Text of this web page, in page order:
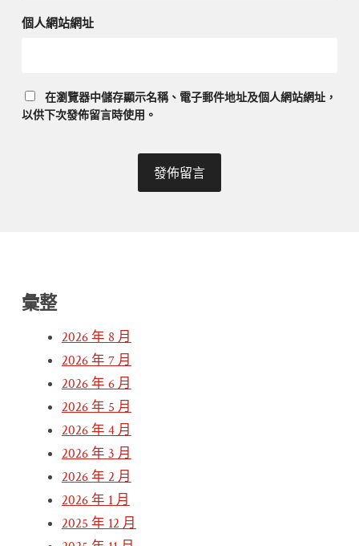
個人網站網址
在瀏覽器中儲存顯示名稱、電子郵件地址及個人網站網址，
以供下次發佈留言時使用。
彙整
2026 年 8 月
2026 年 7 月
2026 年 6 月
2026 年 5 月
2026 年 4 月
2026 年 3 月
2026 年 2 月
2026 年 1 月
2025 年 12 月